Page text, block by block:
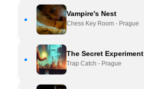
•
Vampire's Nest
Chess Key Room - Prague
•
The Secret Experiment
Trap Catch - Prague